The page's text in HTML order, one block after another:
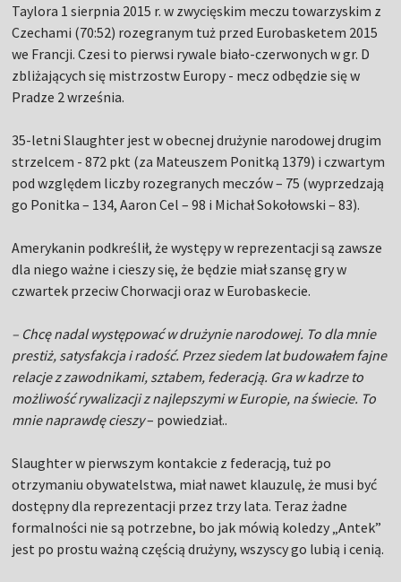
Taylora 1 sierpnia 2015 r. w zwycięskim meczu towarzyskim z
Czechami (70:52) rozegranym tuż przed Eurobasketem 2015
we Francji. Czesi to pierwsi rywale biało-czerwonych w gr. D
zbliżających się mistrzostw Europy - mecz odbędzie się w
Pradze 2 września.
35-letni Slaughter jest w obecnej drużynie narodowej drugim
strzelcem - 872 pkt (za Mateuszem Ponitką 1379) i czwartym
pod względem liczby rozegranych meczów – 75 (wyprzedzają
go Ponitka – 134, Aaron Cel – 98 i Michał Sokołowski – 83).
Amerykanin podkreślił, że występy w reprezentacji są zawsze
dla niego ważne i cieszy się, że będzie miał szansę gry w
czwartek przeciw Chorwacji oraz w Eurobaskecie.
– Chcę nadal występować w drużynie narodowej. To dla mnie
prestiż, satysfakcja i radość. Przez siedem lat budowałem fajne
relacje z zawodnikami, sztabem, federacją. Gra w kadrze to
możliwość rywalizacji z najlepszymi w Europie, na świecie. To
mnie naprawdę cieszy– powiedział..
Slaughter w pierwszym kontakcie z federacją, tuż po
otrzymaniu obywatelstwa, miał nawet klauzulę, że musi być
dostępny dla reprezentacji przez trzy lata. Teraz żadne
formalności nie są potrzebne, bo jak mówią koledzy „Antek”
jest po prostu ważną częścią drużyny, wszyscy go lubią i cenią.